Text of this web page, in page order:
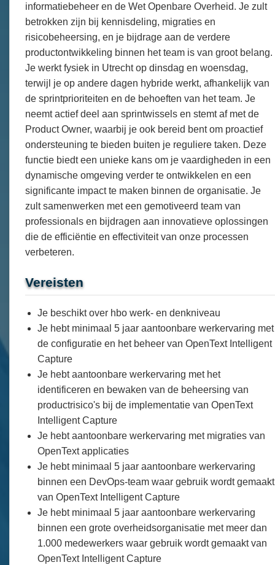
informatiebeheer en de Wet Openbare Overheid. Je zult
betrokken zijn bij kennisdeling, migraties en
risicobeheersing, en je bijdrage aan de verdere
productontwikkeling binnen het team is van groot belang.
Je werkt fysiek in Utrecht op dinsdag en woensdag,
terwijl je op andere dagen hybride werkt, afhankelijk van
de sprintprioriteiten en de behoeften van het team. Je
neemt actief deel aan sprintwissels en stemt af met de
Product Owner, waarbij je ook bereid bent om proactief
ondersteuning te bieden buiten je reguliere taken. Deze
functie biedt een unieke kans om je vaardigheden in een
dynamische omgeving verder te ontwikkelen en een
significante impact te maken binnen de organisatie. Je
zult samenwerken met een gemotiveerd team van
professionals en bijdragen aan innovatieve oplossingen
die de efficiëntie en effectiviteit van onze processen
verbeteren.
Vereisten
Je beschikt over hbo werk- en denkniveau
Je hebt minimaal 5 jaar aantoonbare werkervaring met
de configuratie en het beheer van OpenText Intelligent
Capture
Je hebt aantoonbare werkervaring met het
identificeren en bewaken van de beheersing van
productrisico's bij de implementatie van OpenText
Intelligent Capture
Je hebt aantoonbare werkervaring met migraties van
OpenText applicaties
Je hebt minimaal 5 jaar aantoonbare werkervaring
binnen een DevOps-team waar gebruik wordt gemaakt
van OpenText Intelligent Capture
Je hebt minimaal 5 jaar aantoonbare werkervaring
binnen een grote overheidsorganisatie met meer dan
1.000 medewerkers waar gebruik wordt gemaakt van
OpenText Intelligent Capture